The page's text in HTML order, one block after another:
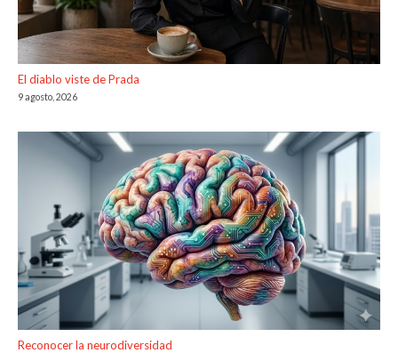
El diablo viste de Prada
9 agosto, 2026
Reconocer la neurodiversidad